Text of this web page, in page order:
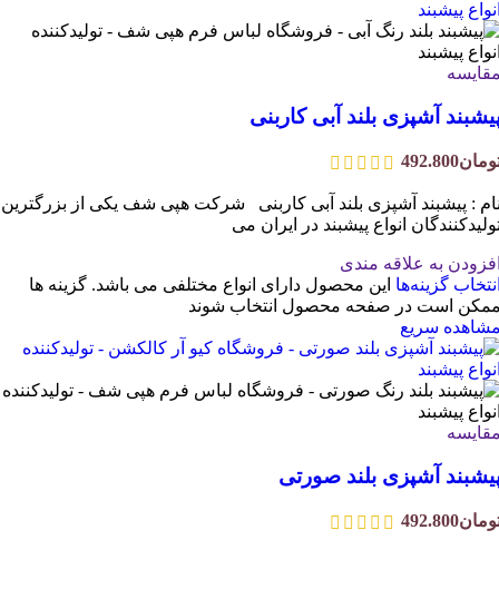
آشپزی بلند آبی کاربنی
492.800
: پیشبند آشپزی بلند آبی کاربنی شرکت هپی شف یکی از بزرگترین
انواع پیشبند در ایران می
به علاقه مندی
گزینه‌ها این محصول دارای انواع مختلفی می باشد. گزینه ها
است در صفحه محصول انتخاب شوند
سریع
آشپزی بلند صورتی
492.800